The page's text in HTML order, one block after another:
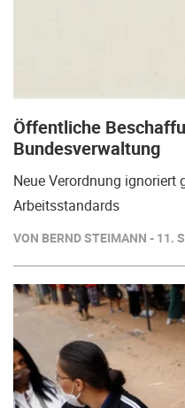
Öffentliche
Bundesverwaltung
Neue Verordnung ignoriert
Arbeitsstandards
VON BERND STEIMANN - 11.